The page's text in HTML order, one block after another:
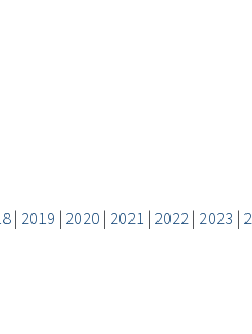
| 2019 | 2020 | 2021 | 2022| 2023 |